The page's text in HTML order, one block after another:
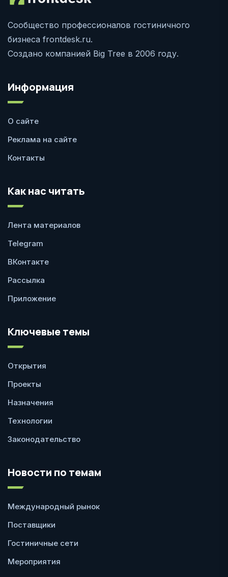
Сообщество профессионалов гостиничного
бизнеса frontdesk.ru.
Создано компанией Big Tree в 2006 году.
Информация
О сайте
Реклама на сайте
Контакты
Как нас читать
Лента материалов
Telegram
ВКонтакте
Рассылка
Приложение
Ключевые темы
Открытия
Проекты
Назначения
Технологии
Законодательство
Новости по темам
Международный рынок
Поставщики
Гостиничные сети
Мероприятия